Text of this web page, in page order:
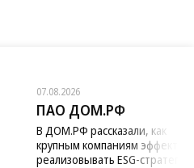
07.08.2026
ПАО ДОМ.РФ
В ДОМ.РФ рассказали, как
крупным компаниям
реализовывать ESG-стратегию